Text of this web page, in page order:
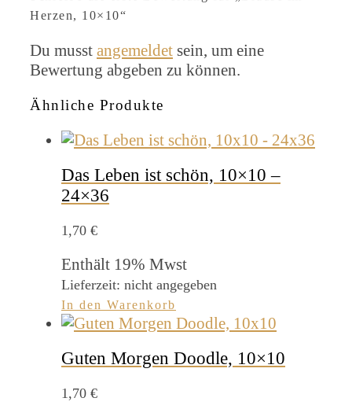
Herzen, 10×10“
Du musst angemeldet sein, um eine
Bewertung abgeben zu können.
Ähnliche Produkte
Das Leben ist schön, 10×10 –
24×36
1,70 €
Enthält 19% Mwst
Lieferzeit: nicht angegeben
In den Warenkorb
Guten Morgen Doodle, 10×10
1,70 €